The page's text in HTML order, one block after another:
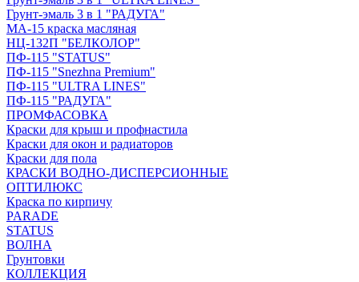
Грунт-эмаль 3 в 1 "РАДУГА"
МА-15 краска масляная
НЦ-132П "БЕЛКОЛОР"
ПФ-115 "STATUS"
ПФ-115 "Snezhna Premium"
ПФ-115 "ULTRA LINES"
ПФ-115 "РАДУГА"
ПРОМФАСОВКА
Краски для крыш и профнастила
Краски для окон и радиаторов
Краски для пола
КРАСКИ ВОДНО-ДИСПЕРСИОННЫЕ
ОПТИЛЮКС
Краска по кирпичу
PARADE
STATUS
ВОЛНА
Грунтовки
КОЛЛЕКЦИЯ